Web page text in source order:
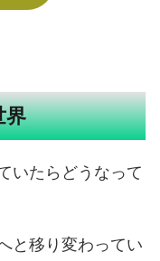
いたらどうなって
と移り変わってい